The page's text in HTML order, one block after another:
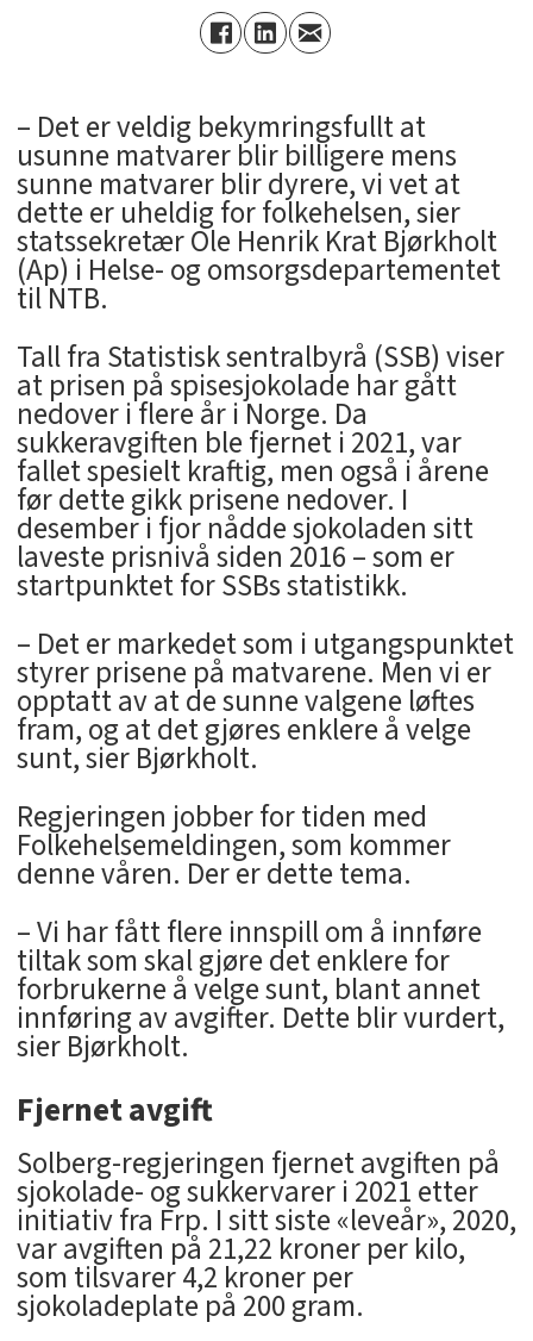
­– Det er veldig bekymringsfullt at
usunne matvarer blir billigere mens
sunne matvarer blir dyrere, vi vet at
dette er uheldig for folkehelsen, sier
statssekretær Ole Henrik Krat Bjørkholt
(Ap) i Helse- og omsorgsdepartementet
til NTB.
Tall fra Statistisk sentralbyrå (SSB) viser
at prisen på spisesjokolade har gått
nedover i flere år i Norge. Da
sukkeravgiften ble fjernet i 2021, var
fallet spesielt kraftig, men også i årene
før dette gikk prisene nedover. I
desember i fjor nådde sjokoladen sitt
laveste prisnivå siden 2016 – som er
startpunktet for SSBs statistikk.
– Det er markedet som i utgangspunktet
styrer prisene på matvarene. Men vi er
opptatt av at de sunne valgene løftes
fram, og at det gjøres enklere å velge
sunt, sier Bjørkholt.
Regjeringen jobber for tiden med
Folkehelsemeldingen, som kommer
denne våren. Der er dette tema.
– Vi har fått flere innspill om å innføre
tiltak som skal gjøre det enklere for
forbrukerne å velge sunt, blant annet
innføring av avgifter. Dette blir vurdert,
sier Bjørkholt.
Fjernet avgift
Solberg-regjeringen fjernet avgiften på
sjokolade- og sukkervarer i 2021 etter
initiativ fra Frp. I sitt siste «leveår», 2020,
var avgiften på 21,22 kroner per kilo,
som tilsvarer 4,2 kroner per
sjokoladeplate på 200 gram.